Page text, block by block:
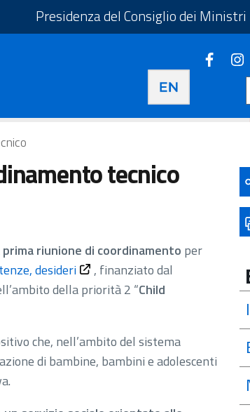
in una nuova scheda
Presidenza del Consiglio dei Ministri
Apre in una nuova
Apre
tecnico
prima riunione di coordinamento per
desideri
, finanziato dal
della priorità 2 “Child
che, nell’ambito del sistema
di bambine, bambini e adolescenti